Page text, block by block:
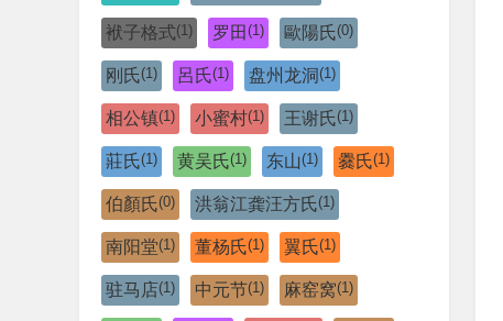
袱子格式(1) 罗田 (1) 歐陽氏(0)
刚氏(1) 呂氏(1) 盘州龙洞(1)
相公镇(1) 小蜜村(1) 王谢氏(1)
莊氏(1) 黄吴氏(1) 东山(1) 爨氏(1)
伯顏氏(0) 洪翁江龚汪方氏(1)
南阳堂(1) 董杨氏(1) 翼氏(1)
驻马店(1) 中元节(1) 麻窑窝(1)